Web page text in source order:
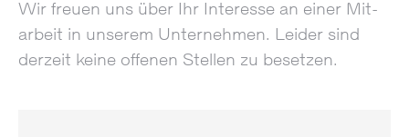
Wir freuen uns über Ihr Interesse an einer Mit­
arbeit in unserem Unter­nehmen. Leider sind
derzeit keine offenen Stellen zu besetzen.